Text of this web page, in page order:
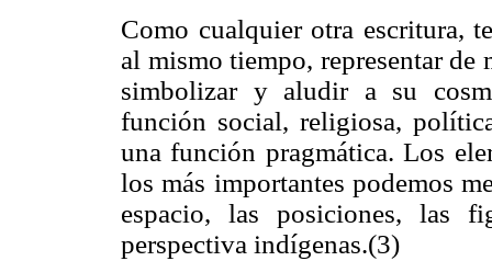
Como cualquier otra escritura,
al mismo tiempo, representar de
simbolizar y aludir a su
función social, religiosa,
una función pragmática. Los
los más importantes podemos
espacio, las posiciones, las
perspectiva indígenas.(3)